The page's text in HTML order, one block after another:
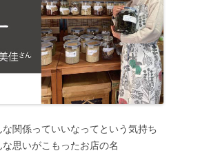
関係っていいなってという気持ち
思いがこもったお店の名